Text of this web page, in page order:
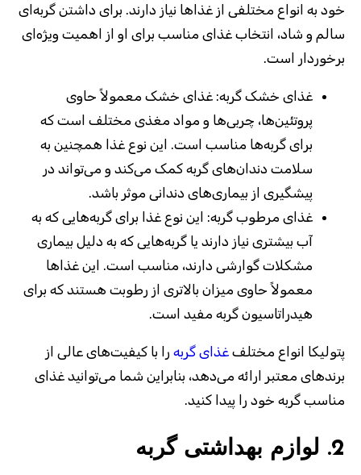
خود به انواع مختلفی از غذاها نیاز دارند. برای داشتن گربه‌ای
سالم و شاد، انتخاب غذای مناسب برای او از اهمیت ویژه‌ای
برخوردار است.
غذای خشک گربه: غذای خشک معمولاً حاوی
پروتئین‌ها، چربی‌ها و مواد مغذی مختلف است که
برای گربه‌ها مناسب است. این نوع غذا همچنین به
سلامت دندان‌های گربه کمک می‌کند و می‌تواند در
پیشگیری از بیماری‌های دندانی موثر باشد.
غذای مرطوب گربه: این نوع غذا برای گربه‌هایی که به
آب بیشتری نیاز دارند یا گربه‌هایی که به دلیل بیماری
مشکلات گوارشی دارند، مناسب است. این غذاها
معمولاً حاوی میزان بالاتری از رطوبت هستند که برای
هیدراتاسیون گربه مفید است.
پتولیکا انواع مختلف غذای گربهرا با کیفیت‌های عالی از
برندهای معتبر ارائه می‌دهد، بنابراین شما می‌توانید غذای
مناسب گربه خود را پیدا کنید.
2. لوازم بهداشتی گربه